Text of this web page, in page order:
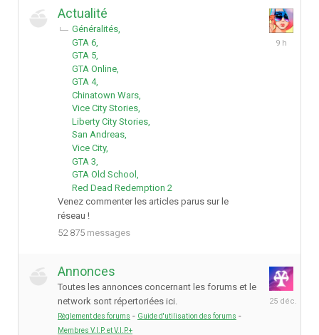
Actualité
Généralités
GTA 6
GTA 5
GTA Online
GTA 4
Chinatown Wars
Vice City Stories
Liberty City Stories
San Andreas
Vice City
GTA 3
GTA Old School
Red Dead Redemption 2
Venez commenter les articles parus sur le
réseau !
52 875 messages
Annonces
Toutes les annonces concernant les forums et le
network sont répertoriées ici.
Règlement des forums - Guide d'utilisation des forums -
Membres V.I.P. et V.I.P.+
25